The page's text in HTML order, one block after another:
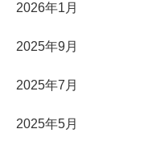
2026年1月
2025年9月
2025年7月
2025年5月